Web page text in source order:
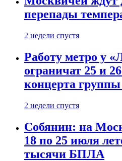
перепады
2 недели спустя
Работу метро у
ограничат 25 и
концерта
2 недели спустя
Собянин: на
18 по 25 июля
тысячи БПЛА